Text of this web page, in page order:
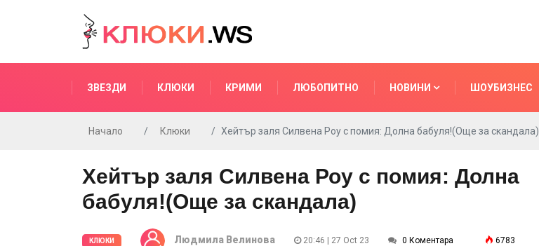
ЗВЕЗДИ КЛЮКИ КРИМИ ЛЮБОПИТНО НОВИНИ ШОУБИЗНЕС
Начало Клюки Хейтър заля Силвена Роу с помия: Долна бабуля!(Още за скандала)
Хейтър заля Силвена Роу с помия: Долна
бабуля!(Още за скандала)
КЛЮКИ Людмила Велинова 20:46 | 27 Oct 23 0 Коментара 6783